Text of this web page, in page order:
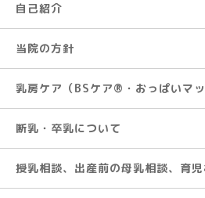
自己紹介
当院の方針
乳房ケア（BSケア®︎・おっぱいマッ
断乳・卒乳について
授乳相談、出産前の母乳相談、育